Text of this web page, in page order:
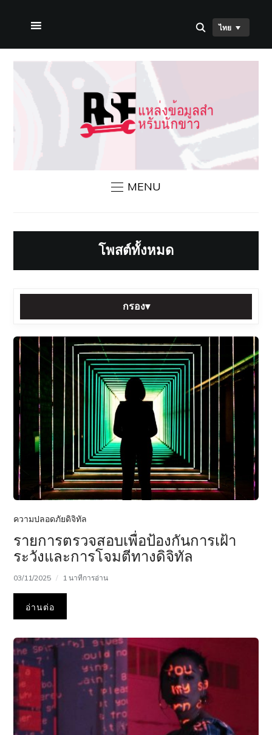
หน้าแรก
ไทย
MENU
โพสต์ทั้งหมด
กรอง▾
หมวดหมู่:
แท็ก:
รีเซ็ต
โพสต์ทั้งหมด
ความปลอดภัยดิจิทัล
รายการตรวจสอบเพื่อป้องกันการเฝ้า
ระวังและการโจมตีทางดิจิทัล
03/11/2025 1 นาทีการอ่าน
อ่านต่อ